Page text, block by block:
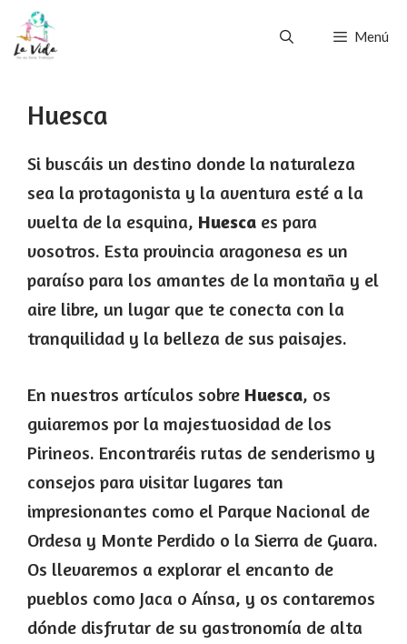
Saltar
Menú
Huesca
Si buscáis un destino donde la naturaleza
sea la protagonista y la aventura esté a la
vuelta de la esquina, Huesca es para
vosotros. Esta provincia aragonesa es un
paraíso para los amantes de la montaña y el
aire libre, un lugar que te conecta con la
tranquilidad y la belleza de sus paisajes.
En nuestros artículos sobre Huesca, os
guiaremos por la majestuosidad de los
Pirineos. Encontraréis rutas de senderismo y
consejos para visitar lugares tan
impresionantes como el Parque Nacional de
Ordesa y Monte Perdido o la Sierra de Guara.
Os llevaremos a explorar el encanto de
pueblos como Jaca o Aínsa, y os contaremos
dónde disfrutar de su gastronomía de alta